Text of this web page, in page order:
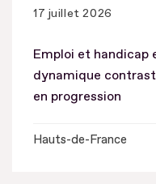
17 juillet 2026
Emploi et handicap
dynamique
en progression
Hauts-de-France